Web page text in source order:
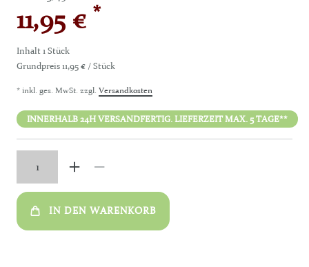
11,95 € *
Inhalt1 Stück
Grundpreis11,95 € / Stück
* inkl. ges. MwSt. zzgl. Versandkosten
INNERHALB 24H VERSANDFERTIG. LIEFERZEIT MAX. 5 TAGE**
IN DEN WARENKORB